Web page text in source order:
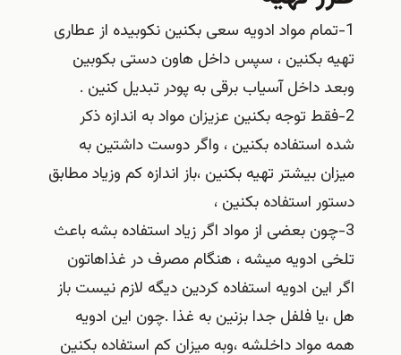
1-تمام مواد ادویه سعی بکنین نکوبیده از عطاری
تهیه بکنین ، سپس داخل هاون دستی بکوبین
وبعد داخل آسیاب برقی به پودر تبدیل کنین .
2-فقط توجه بکنین عزیزان مواد به اندازه ذکر
شده استفاده بکنین ، واگر دوست داشتین به
میزان بیشتر تهیه بکنین ،باز اندازه کم وزیاد مطابق
دستور استفاده بکنین ،
3-چون بعضی از مواد اگر زیاد استفاده بشه باعث
تلخی ادویه میشه ، هنگام مصرف در غذاهاتون
اگر این ادویه استفاده کردین دیگه لازم نیست باز
هل ،یا فلفل جدا بزنین به غذا .چون این ادویه
همه مواد داخلشه ،وبه میزان کم استفاده بکنین